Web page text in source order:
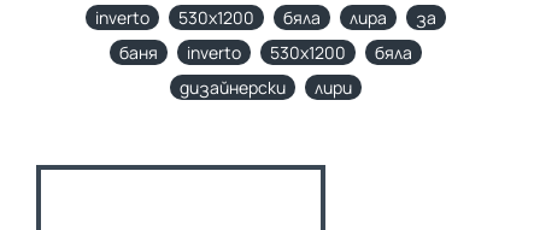
inverto
530х1200 бяла лира
за
баня
inverto 530х1200
бяла
дизайнерски
лири